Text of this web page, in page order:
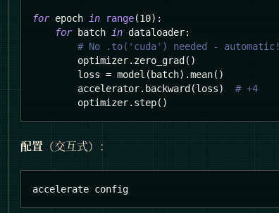
for epoch in range(10) :
for batch in dataloader:
# No .to('cuda') needed - automatic!
        optimizer
. zero_grad ( )
        loss
= model ( batch) .mean( )
        accelerator
. backward (loss)
# +4
        optimizer
. step( )
配置 （交互式）：
accelerate config